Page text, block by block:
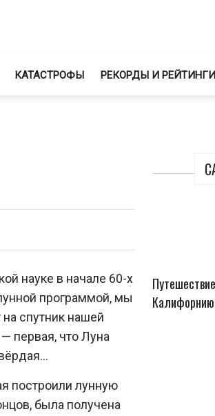
КАТАСТРОФЫ РЕКОРДЫ И РЕЙТИНГИ
Калифорнию
науке в начале 60-х
программой, мы
спутник нашей
первая, что Луна
построили лунную
была получена